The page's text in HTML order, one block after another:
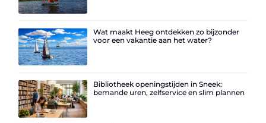
Wat maakt Heeg ontdekken zo bijzonder
voor een vakantie aan het water?
Bibliotheek openingstijden in Sneek:
bemande uren, zelfservice en slim plannen